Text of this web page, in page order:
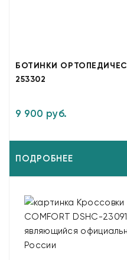
БОТИНКИ
253302
9 900 руб.
ПОДРОБНЕЕ